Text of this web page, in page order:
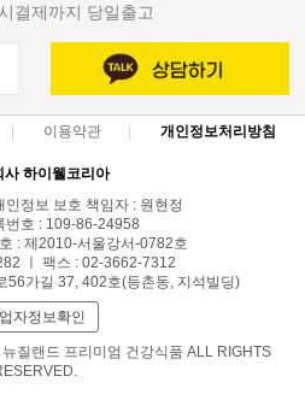
결제까지 당일출고
이용약관 개인정보처리방침
사 하이웰코리아
인정보 보호 책임자 : 원현정
번호 : 109-86-24958
: 제2010-서울강서-0782호
ㅣ 팩스 : 02-3662-7312
56가길 37, 402호(등촌동, 지석빌딩)
자정보확인
질랜드 프리미엄 건강식품 ALL RIGHTS